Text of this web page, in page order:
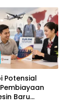
Potensial
Baru